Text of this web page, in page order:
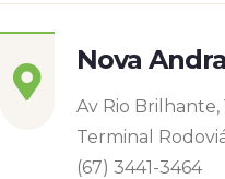
Nova
Av Rio Brilhante,
Terminal
(67) 3441-3464